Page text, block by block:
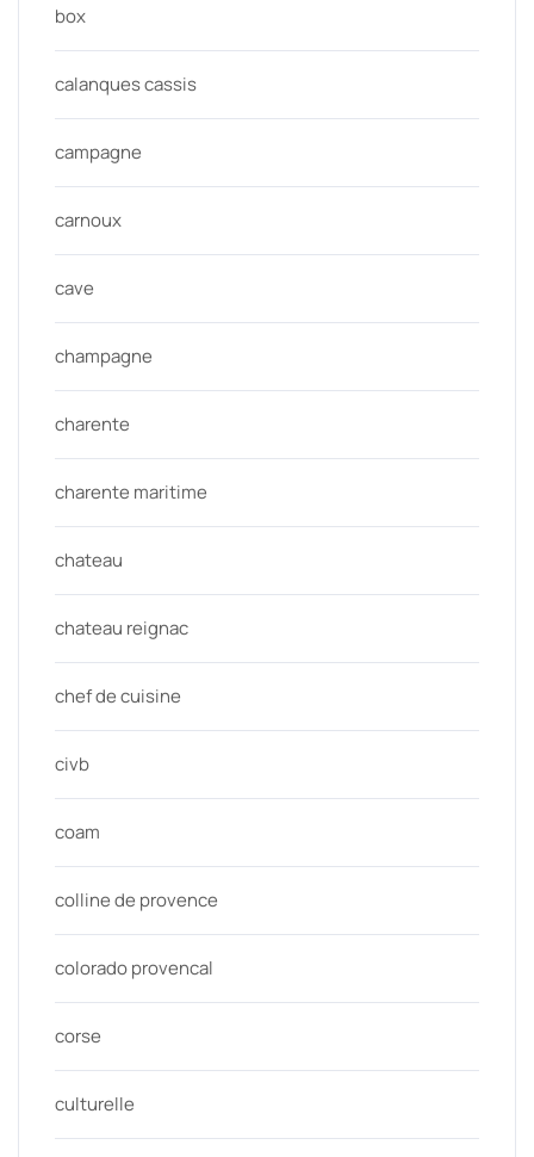
box
calanques cassis
campagne
carnoux
cave
champagne
charente
charente maritime
chateau
chateau reignac
chef de cuisine
civb
coam
colline de provence
colorado provencal
corse
culturelle